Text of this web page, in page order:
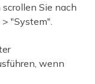
Sie nach
"System".
wenn